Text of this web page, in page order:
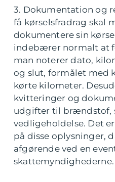
3. Dokumentation og
få kørselsfradrag skal
dokumentere sin
indebærer normalt at
man noterer dato,
og slut, formålet med
kørte kilometer.
kvitteringer og
udgifter til brændstof,
vedligeholdelse. Det
på disse oplysninger,
afgørende ved en
skattemyndighederne.